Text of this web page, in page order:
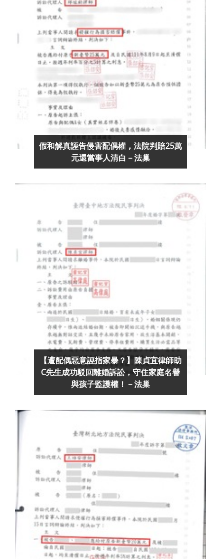
假和解真誣告侵害配偶權，法院判賠25萬
元還當事人清白－法巢
【遭配偶惡意誣指家暴？】陳貞宜律師助
C先生成功駁回離婚訴訟，守住家庭名譽
與孩子監護權！－法巢